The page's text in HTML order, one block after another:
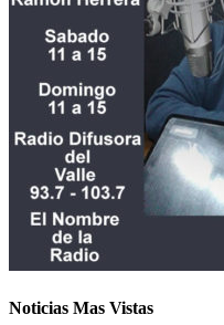
Noticias Mas Vistas